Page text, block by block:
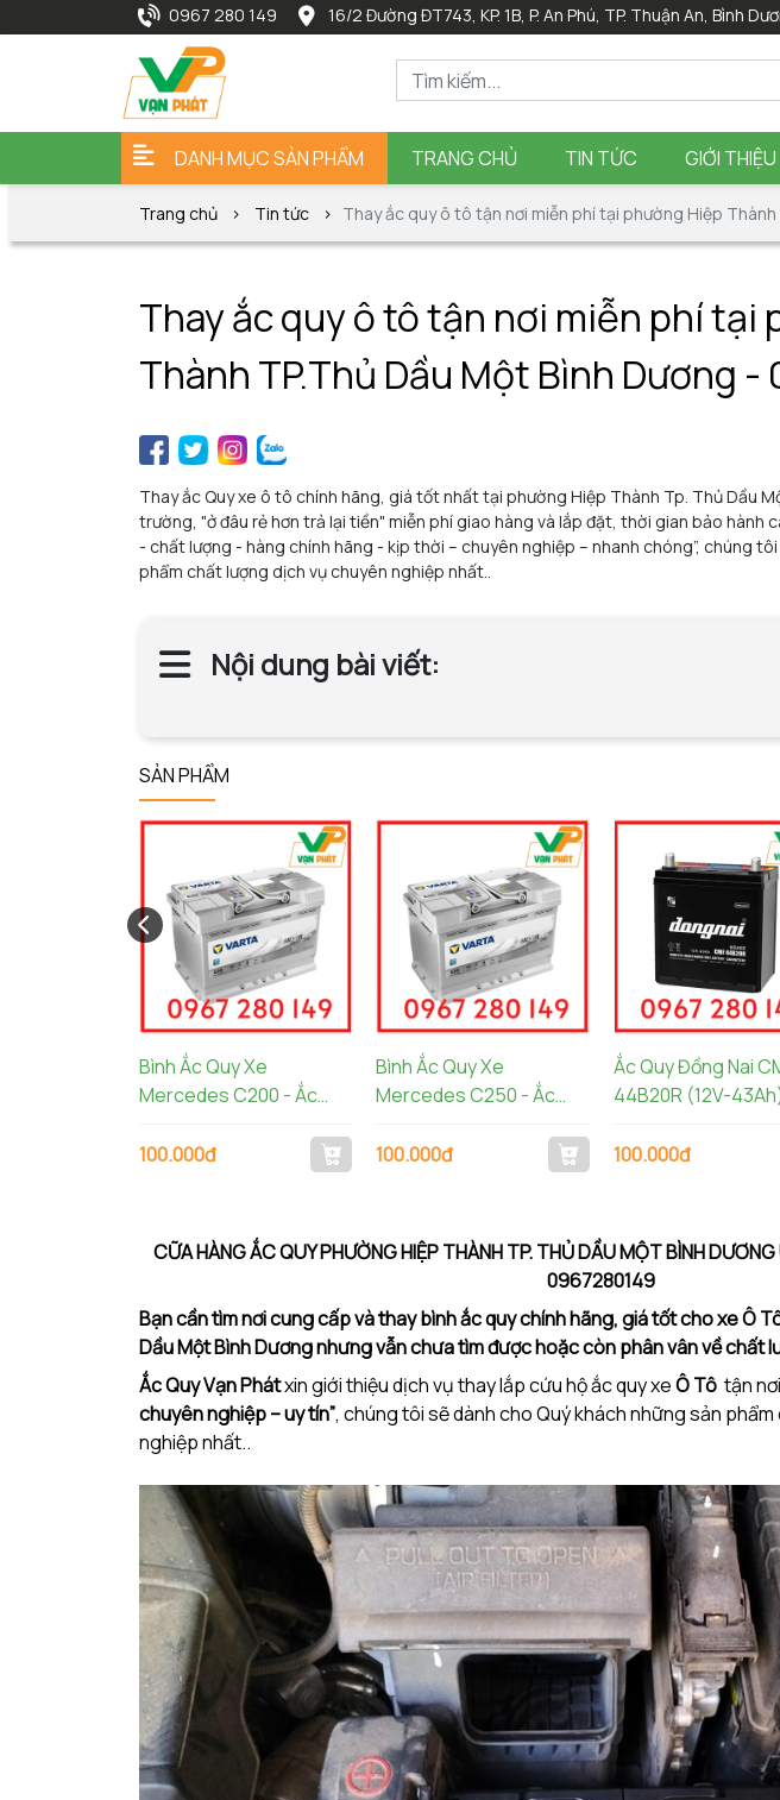
0967 280 149 16/2 Đường ĐT743, KP. 1B, P. An Phú, TP. Thuận An, Bình
DANH MỤC SẢN PHẨM TRANG CHỦ TIN TỨC GIỚI THIỆU
Trang chủ Tin tức Thay ắc quy ô tô tận nơi miễn phí tại phường Hiệp
Thay ắc quy ô tô tận nơi miễn phí tại
Thành TP.Thủ Dầu Một Bình Dương -
Thay ắc Quy xe ô tô chính hãng, giá tốt nhất tại phường Hiệp Thành Tp. Thủ Dầu
trường, "ở đâu rẻ hơn trả lại tiền" miễn phí giao hàng và lắp đặt, thời gian bảo hành
- chất lượng - hàng chính hãng - kịp thời – chuyên nghiệp – nhanh chóng”, chúng
phẩm chất lượng dịch vụ chuyên nghiệp nhất..
Nội dung bài viết:
SẢN PHẨM
Bình Ắc Quy Xe
Mercedes C200 - Ắc
LN3 570901076
100.000đ
Bình Ắc Quy Xe
Mercedes C250 - Ắc
100.000đ
Ắc Quy Đồng Nai
44B20R (12V-
100.000đ
CỮA HÀNG ẮC QUY PHƯỜNG HIỆP THÀNH TP. THỦ DẦU MỘT BÌNH
0967280149
Bạn cần tìm nơi cung cấp và thay bình ắc quy chính hãng, giá tốt cho xe Ô
Dầu Một Bình Dương nhưng vẫn chưa tìm được hoặc còn phân vân về chất
Ắc Quy Vạn Phátxin giới thiệu dịch vụ thay lắp cứu hộ ắc quy xeÔ Tô tận
chuyên nghiệp – uy tín”, chúng tôi sẽ dành cho Quý khách những sản
nghiệp nhất..